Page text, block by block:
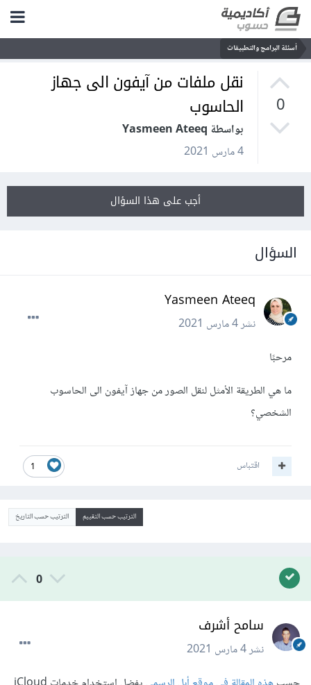
أسئلة البرامج والتطبيقات
0
نقل ملفات من آيفون الى جهاز
الحاسوب
بواسطة Yasmeen Ateeq
4 مارس 2021
أجب على هذا السؤال
السؤال
Yasmeen Ateeq
نشر4 مارس 2021
مرحبًا
ما هي الطريقة الأمثل لنقل الصور من جهاز آيفون الى الحاسوب
الشخصي؟
1 اقتباس
الترتيب حسب التقييم الترتيب حسب التاريخ
0
سامح أشرف
نشر4 مارس 2021